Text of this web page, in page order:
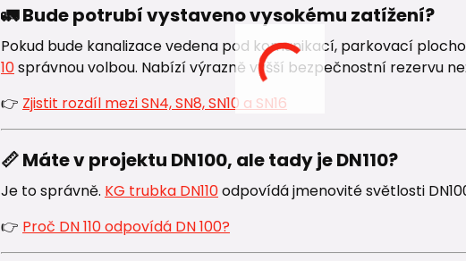
🚛 Bude potrubí vystaveno vysokému zatížení?
Pokud bude kanalizace vedena pod komunikací, parkovací
10správnou volbou. Nabízí výrazně vyšší bezpečnostní rezervu
👉 Zjistit rozdíl mezi SN4, SN8, SN10 a SN16
📏 Máte v projektu DN100, ale tady je DN110?
Je to správně. KG trubka DN110odpovídá jmenovité světlosti
👉 Proč DN 110 odpovídá DN 100?